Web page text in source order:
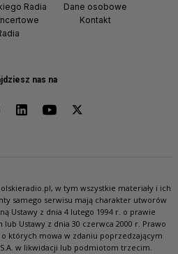
nas na
Radia
Dane osobowe
Kontakt
w tym wszystkie materiały i ich
samego serwisu mają charakter utworów
Ustawy z dnia 4 lutego 1994 r. o prawie
Ustawy z dnia 30 czerwca 2000 r. Prawo
o których mowa w zdaniu poprzedzającym
w likwidacji lub podmiotom trzecim.